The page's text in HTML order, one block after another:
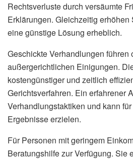
Rechtsverluste durch versäumte
Erklärungen. Gleichzeitig
eine günstige Lösung erheblich.
Geschickte Verhandlungen führen
außergerichtlichen Einigungen.
kostengünstiger und zeitlich
Gerichtsverfahren. Ein erfahrener
Verhandlungstaktiken und kann
Ergebnisse erzielen.
Für Personen mit geringem
Beratungshilfe zur Verfügung. Sie